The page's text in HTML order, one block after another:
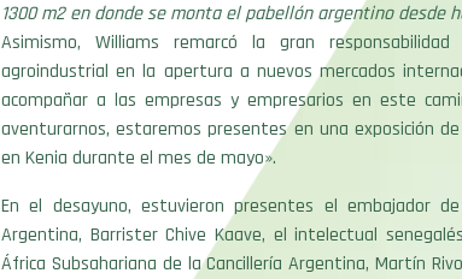
1300 m2 en donde se monta el pabellón argentino desde
Asimismo, Williams remarcó la gran
agroindustrial en la apertura a nuevos mercados
acompañar a las empresas y empresarios en este
aventurarnos, estaremos presentes en una exposición
en Kenia durante el mes de mayo».
En el desayuno, estuvieron presentes el embajador
Argentina, Barrister Chive Kaave, el intelectual
África Subsahariana de la Cancillería Argentina, Martín